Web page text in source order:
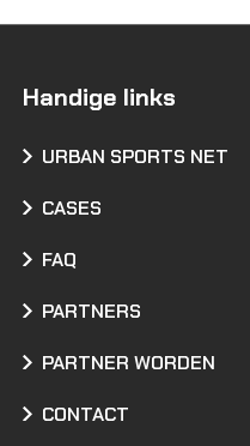
Handige links
URBAN SPORTS NET
CASES
FAQ
PARTNERS
PARTNER WORDEN
CONTACT